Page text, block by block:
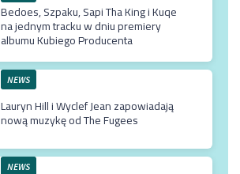
Bedoes, Szpaku, Sapi Tha King i Kuqe
na jednym tracku w dniu premiery
albumu Kubiego Producenta
NEWS
Lauryn Hill i Wyclef Jean zapowiadają
nową muzykę od The Fugees
NEWS